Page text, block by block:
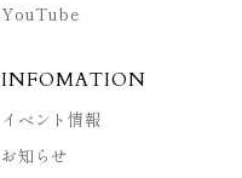
YouTube
INFOMATION
イベント情報
お知らせ